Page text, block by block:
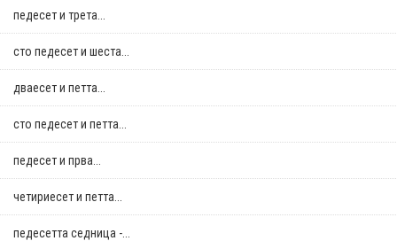
педесет и трета...
сто педесет и шеста...
дваесет и петта...
сто педесет и петта...
педесет и прва...
четириесет и петта...
педесетта седница -...